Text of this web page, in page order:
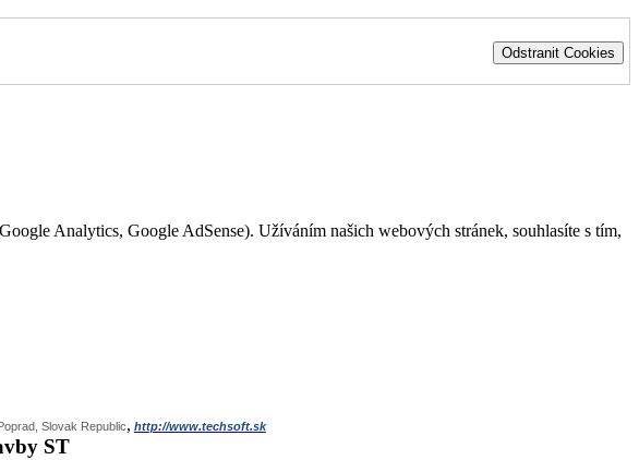
Odstranit Cookies
Analytics, Google AdSense). Užíváním našich webových stránek, souhlasíte s tím,
Slovak Republic, http://www.techsoft.sk
ST